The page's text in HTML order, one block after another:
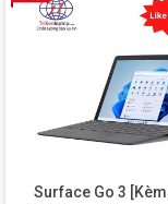
Surface Go 3